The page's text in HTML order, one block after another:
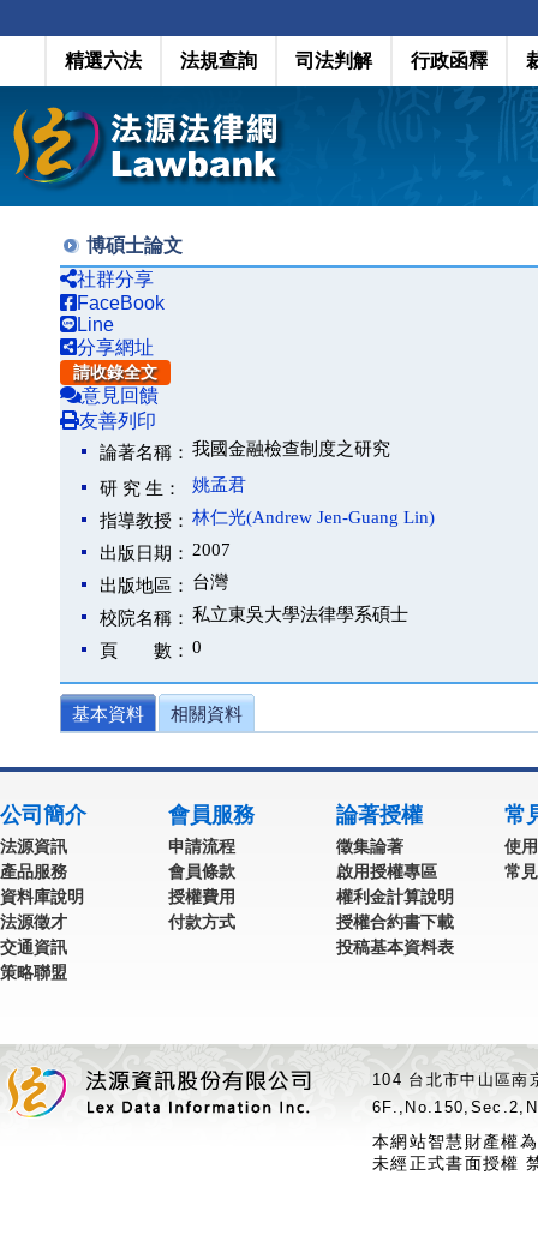
精選六法 法規查詢 司法判解 行政函釋
博碩士論文
社群分享
FaceBook
Line
分享網址
請收錄全文
意見回饋
友善列印
論著名稱： 我國金融檢查制度之研究
研 究 生：
姚孟君
指導教授： 林仁光(Andrew Jen-Guang Lin)
出版日期： 2007
出版地區： 台灣
校院名稱： 私立東吳大學法律學系碩士
頁 數： 0
基本資料 相關資料
公司簡介
法源資訊
產品服務
資料庫說明
法源徵才
交通資訊
策略聯盟
會員服務
申請流程
會員條款
授權費用
付款方式
論著授權
徵集論著
啟用授權專區
權利金計算說明
授權合約書下載
投稿基本資料表
常
使
常
104 台北市中山區
本網站智慧財產權
未經正式書面授權